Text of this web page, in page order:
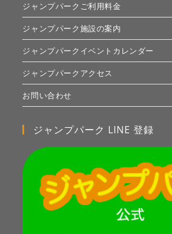
ジャンプパークご利用料金
ジャンプパーク施設の案内
ジャンプパークイベントカレンダー
ジャンプパークアクセス
お問い合わせ
ジャンプパーク LINE 登録